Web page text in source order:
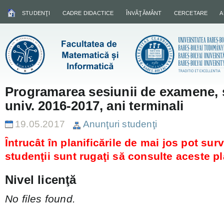
STUDENŢI CADRE DIDACTICE ÎNVĂŢĂMÂNT CERCETARE
Programarea sesiunii de examene,
univ. 2016-2017, ani terminali
19.05.2017 Anunţuri studenţi
Întrucât în planificările de mai jos pot
studenţii sunt rugaţi să consulte aceste
Nivel licenţă
No files found.